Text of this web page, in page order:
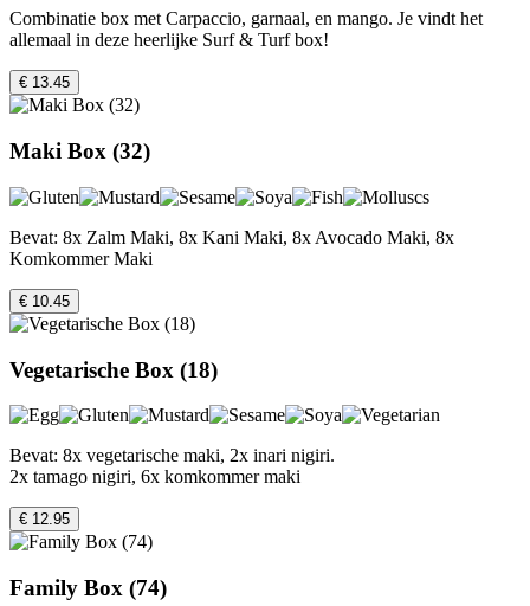
Combinatie box met Carpaccio, garnaal, en mango. Je vindt het
allemaal in deze heerlijke Surf & Turf box!
€ 13.45
Maki Box (32)
Bevat: 8x Zalm Maki, 8x Kani Maki, 8x Avocado Maki, 8x
Komkommer Maki
€ 10.45
Vegetarische Box (18)
Bevat: 8x vegetarische maki, 2x inari nigiri.
2x tamago nigiri, 6x komkommer maki
€ 12.95
Family Box (74)